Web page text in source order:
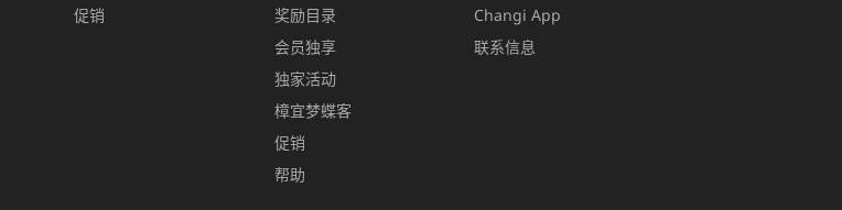
促销
奖励目录
会员独享
独家活动
樟宜梦蝶客
促销
帮助
Changi App
联系信息